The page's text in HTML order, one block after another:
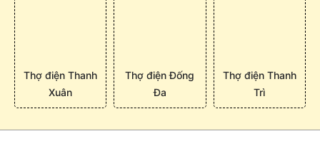
Thợ điện Thanh
Xuân
Thợ điện Đống
Đa
Thợ điện Thanh
Trì